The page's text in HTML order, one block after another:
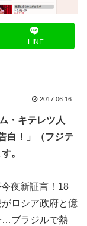
LINE
2017.06.16
・キテレツ人
白！」（フジテ
。
夜新証言！18
ロシア政府と億
…ブラジルで熱